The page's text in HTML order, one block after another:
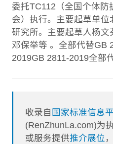
委托TC112（全国个体防
会）执行。主要起草单
研究所。主要起草人杨文
邓保举等 。全部代替GB
2019GB 2811-2019全部
收录自 国家标准信息
(RenZhunLa.com)为
或服务提供推介展位